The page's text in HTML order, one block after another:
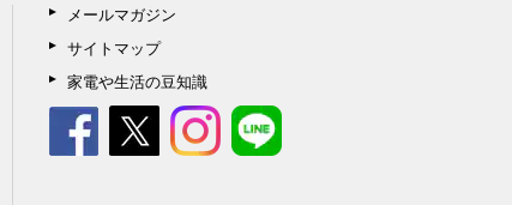
メールマガジン
サイトマップ
家電や生活の豆知識